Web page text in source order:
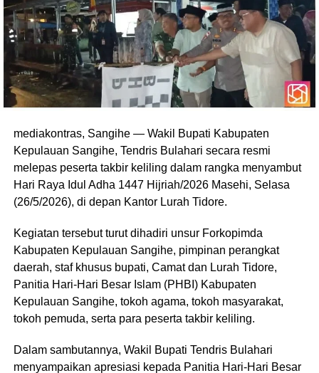
mediakontras, Sangihe — Wakil Bupati Kabupaten
Kepulauan Sangihe, Tendris Bulahari secara resmi
melepas peserta takbir keliling dalam rangka menyambut
Hari Raya Idul Adha 1447 Hijriah/2026 Masehi, Selasa
(26/5/2026), di depan Kantor Lurah Tidore.
Kegiatan tersebut turut dihadiri unsur Forkopimda
Kabupaten Kepulauan Sangihe, pimpinan perangkat
daerah, staf khusus bupati, Camat dan Lurah Tidore,
Panitia Hari-Hari Besar Islam (PHBI) Kabupaten
Kepulauan Sangihe, tokoh agama, tokoh masyarakat,
tokoh pemuda, serta para peserta takbir keliling.
Dalam sambutannya, Wakil Bupati Tendris Bulahari
menyampaikan apresiasi kepada Panitia Hari-Hari Besar